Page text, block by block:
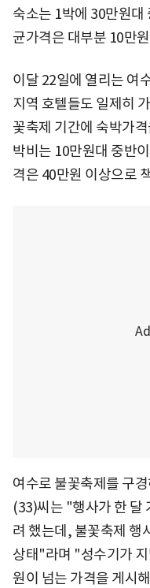
숙소는 1박에 30만원대
균가격은 대부분 10만
이달 22일에 열리는 여
지역 호텔들도 일제히
꽃축제 기간에 숙박가
박비는 10만원대 중반
격은 40만원 이상으로
여수로 불꽃축제를 구
(33)씨는 "행사가 한 달
려 했는데, 불꽃축제 행
상태"라며 "성수기가
원이 넘는 가격을 게시